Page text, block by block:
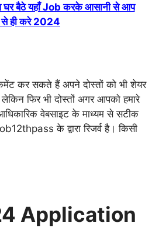
बैठे यहाँ Job करके आसानी से आप
ही करे 2024
कर सकते हैं अपने दोस्तों को भी शेयर
फिर भी दोस्तों अगर आपको हमारे
वेबसाइट के माध्यम से सटीक
के द्वारा रिजर्व है। किसी
Application